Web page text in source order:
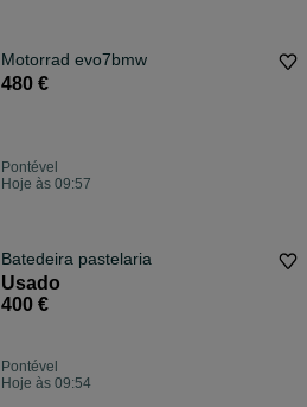
Motorrad evo7bmw
480 €
Pontével
Hoje às 09:57
Batedeira pastelaria
Usado
400 €
Pontével
Hoje às 09:54